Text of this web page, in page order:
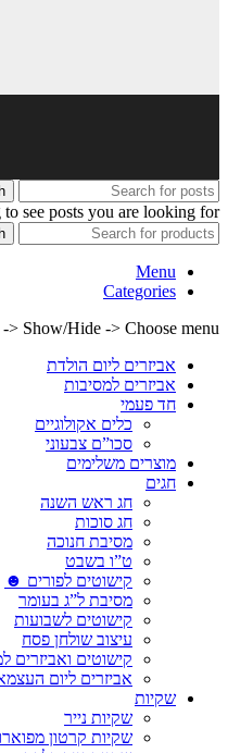
see posts you are looking for.
Menu
Categories
> Show/Hide -> Choose menu
אביזרים ליום הולדת
אביזרים למסיבות
חד פעמי
כלים אקולוגיים
סכו”ם צבעוני
מוצרים משלימים
חגים
חג ראש השנה
חג סוכות
מסיבת חנוכה
ט”ו בשבט
קישוטים לפורים ☻
מסיבת ל”ג בעומר
קישוטים לשבועות
עיצוב שולחן פסח
קישוטים ואביזרים
אביזרים ליום
שקיות
שקיות נייר
שקיות קרטון